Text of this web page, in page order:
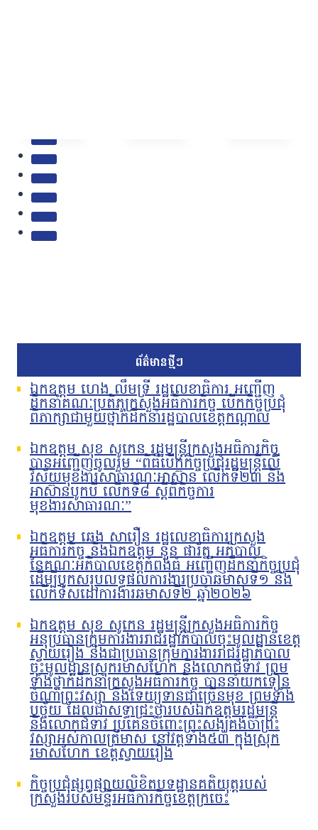
ព័ត៌មានថ្មីៗ
ឯកឧត្តម ហេង លឹមទ្រី រដ្ឋលេខាធិការ អញ្ជើញ
ដឹកនាំគណៈប្រតិភូក្រសួងអធិការកិច្ច បើកកិច្ចប្រជុំ
ពិភាក្សាជាមួយថ្នាក់ដឹកនាំរដ្ឋបាលខេត្តកណ្តាល
ឯកឧត្តម សុខ សូកេន រដ្ឋមន្រ្តីក្រសួងអធិការកិច្ច
បានអញ្ជើញចូលរួម “ពិធីបើកកិច្ចប្រជុំរដ្ឋមន្ត្រីលើ
វិស័យមុខងារសាធារណៈអាស៊ាន លើកទី២៣ និង
អាស៊ានបូកបី លើកទី៨ ស្តីពីកិច្ចការ
មុខងារសាធារណៈ”
ឯកឧត្តម ឆេង សារឿន រដ្ឋលេខាធិការក្រសួង
អធិការកិច្ច និងឯកឧត្តម នួន ផារ័ត្ន អភិបាល
នៃគណៈអភិបាលខេត្តកំពង់ធំ អញ្ជើញដឹកនាំកិច្ចប្រជុំ
ដើម្បីបូកសរុបលទ្ធផលការងារប្រចាំឆមាសទី១ និង
លើកទិសដៅការងារឆមាសទី២ ឆ្នាំ២០២៦
ឯកឧត្តម សុខ សូកេន រដ្ឋមន្រ្តីក្រសួងអធិការកិច្ច
អនុប្រធានក្រុមការងាររាជរដ្ឋាភិបាលចុះមូលដ្ឋានខេត្ត
ស្វាយរៀង និងជាប្រធានក្រុមការងាររាជរដ្ឋាភិបាល
ចុះមូលដ្ឋានស្រុករមាសហែក និងលោកជំទាវ ព្រម
ទាំងថ្នាក់ដឹកនាំក្រសួងអធិការកិច្ច បាននាំយកទៀន
ចំណាំព្រះវស្សា និងទេយ្យទានជាច្រើនមុខ ព្រមទាំង
បច្ច័យ ដែលជាសទ្ធាជ្រះថ្លារបស់ឯកឧត្តមរដ្ឋមន្រ្តី
និងលោកជំទាវ ប្រគេនចំពោះព្រះសង្ឃគង់ចាំព្រះ
វស្សាអស់កាលត្រីមាស នៅវត្តទាំង៥៣ ក្នុងស្រុក
រមាសហែក ខេត្តស្វាយរៀង
កិច្ចប្រជុំផ្សព្វផ្សាយលិខិតបទដ្ឋានគតិយុត្តរបស់
ក្រសួងរបស់មន្ទីរអធិការកិច្ចខេត្តក្រចេះ